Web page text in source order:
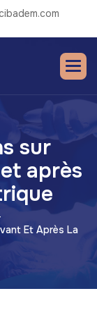
sur
après
Et Après La